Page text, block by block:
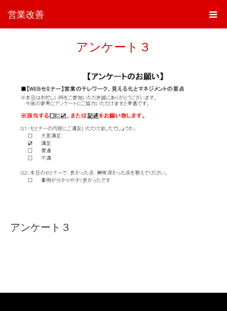
営業改善
アンケート３
アンケート３